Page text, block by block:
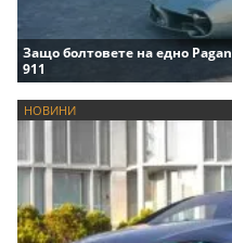
Защо болтовете на едно
911
НОВИНИ